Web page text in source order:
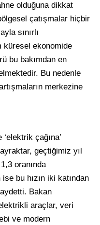
olduğuna dikkat
çatışmalar hiçbir
sınırlı
küresel ekonomide
bu bakımdan en
Bu nedenle
merkezine
çağına’
geçtiğimiz yıl
oranında
bu hızın iki katından
Bakan
araçlar, veri
ve modern